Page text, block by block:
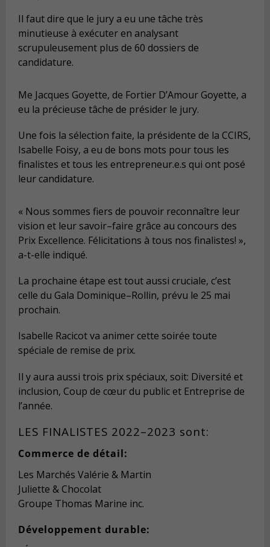
Il faut dire que le jury a eu une tâche très
minutieuse à exécuter en analysant
scrupuleusement plus de 60 dossiers de
candidature.
Me Jacques Goyette, de Fortier D’Amour Goyette, a
eu la précieuse tâche de présider le jury.
Une fois la sélection faite, la présidente de la CCIRS,
Isabelle Foisy, a eu de bons mots pour tous les
finalistes et tous les entrepreneur.e.s qui ont posé
leur candidature.
« Nous sommes fiers de pouvoir reconnaître leur
vision et leur savoir–faire grâce au concours des
Prix Excellence. Félicitations à tous nos finalistes! »,
a-t-elle indiqué.
La prochaine étape est tout aussi cruciale, c’est
celle du Gala Dominique–Rollin, prévu le 25 mai
prochain.
Isabelle Racicot va animer cette soirée toute
spéciale de remise de prix.
Il y aura aussi trois prix spéciaux, soit: Diversité et
inclusion, Coup de cœurdu public et Entreprise de
l’année.
LES FINALISTES 2022–2023 sont:
Commerce de détail:
Les Marchés Valérie & Martin
Juliette & Chocolat
Groupe Thomas Marine inc.
Développement durable: